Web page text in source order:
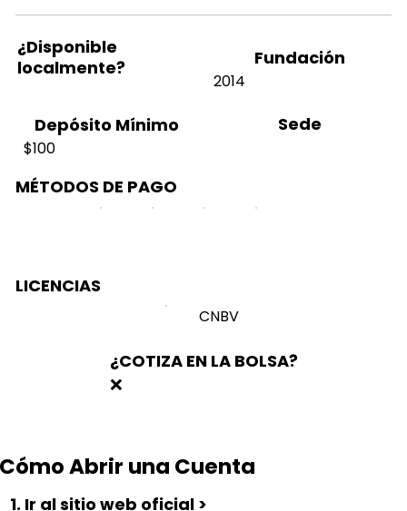
¿Disponible
localmente?
Fundación
2014
Depósito Mínimo
$100
Sede
MÉTODOS DE PAGO
LICENCIAS
CNBV
¿COTIZA EN LA BOLSA?
❌
Cómo Abrir una Cuenta
1. Ir al sitio web oficial >